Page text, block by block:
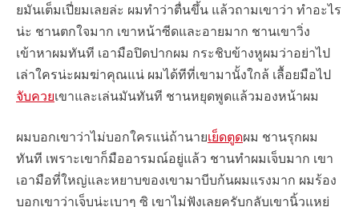
ยมันเต็มเปี่ยมเลยล่ะ ผมทำว่าตื่นขึ้น แล้วถามเขาว่า ทำอะไร
น่ะ ชานตกใจมาก เขาหน้าซีดและอายมาก ชานเขาวิ่ง
เข้าหาผมทันที เอามือปิดปากผม กระชิบข้างหูผมว่าอย่าไป
เล่าใครน่ะผมฆ่าคุณแน่ ผมได้ทีที่เขามานั้งใกล้ เลื้อยมือไป
จับควยเขาและเล่นมันทันที ชานหยุดพูดแล้วมองหน้าผม
ผมบอกเขาว่าไม่บอกใครแน่ถ้านายเย็ดตูดผม ชานรุกผม
ทันที เพราะเขาก็มืออารมณ์อยู่แล้ว ชานทำผมเจ็บมาก เขา
เอามือที่ใหญ่และหยาบของเขามาบีบก้นผมแรงมาก ผมร้อง
บอกเขาว่าเจ็บน่ะเบาๆ ซิ เขาไม่ฟังเลยครับกลับเขานิ้วแหย่